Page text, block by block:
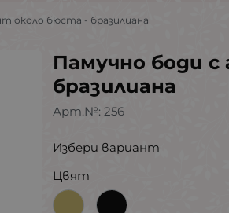
около бюста - бразилиана
Памучно боди
бразилиана
Арт.№: 256
Избери вариант
Цвят